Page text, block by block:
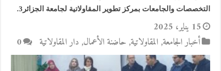
التخصصات والجامعات بمركز تطوير المقاولاتية لجامعة الجزائر3.
15 يناير، 2025
أخبار الجامعة, المقاولاتية, حاضنة الأعمال, دار المقاولاتية 0